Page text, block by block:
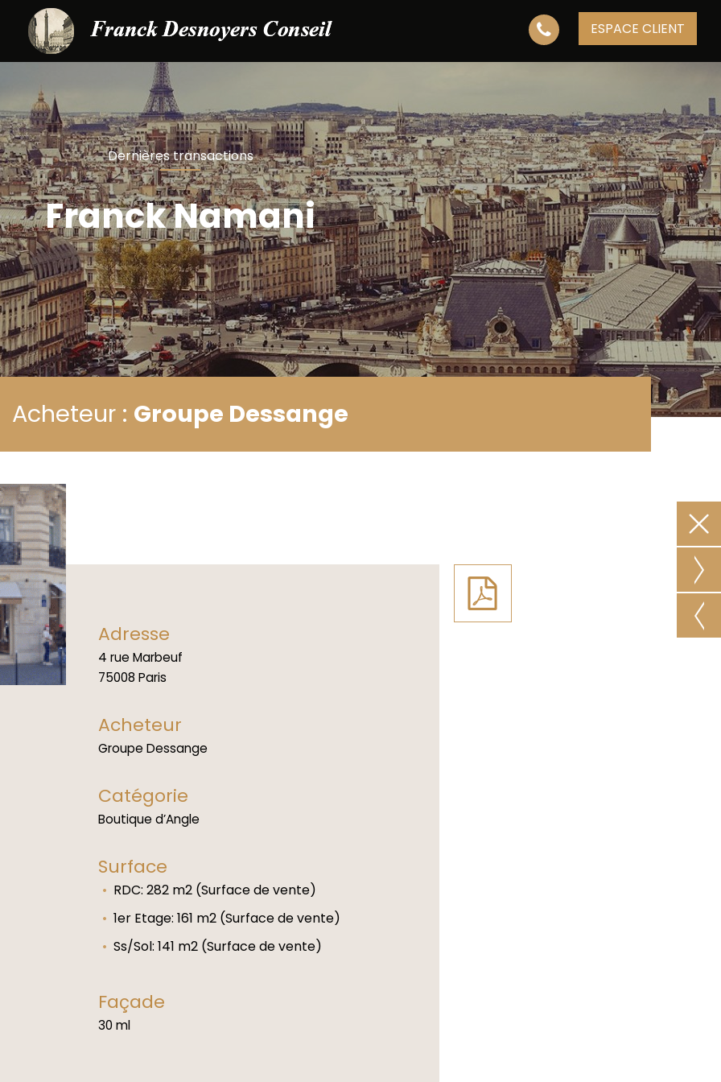
ESPACE CLIENT
Dernières transactions
Franck Namani
Acheteur : Groupe Dessange
Adresse
4 rue Marbeuf
75008 Paris
Acheteur
Groupe Dessange
Catégorie
Boutique d’Angle
Surface
RDC: 282 m2 (Surface de vente)
1er Etage: 161 m2 (Surface de vente)
Ss/Sol: 141 m2 (Surface de vente)
Façade
30 ml